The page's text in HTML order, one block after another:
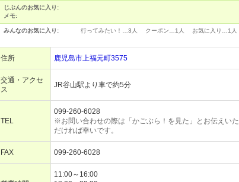
じぶんのお気に入り:
メモ:
みんなのお気に入り: 行ってみたい！… 3人 クーポン… 1人 お気に入り… 1人
住所 鹿児島市上福元町3575
交通・アクセ
ス
JR谷山駅より車で約5分
TEL
099-260-6028
※お問い合わせの際は「かごぶら！を見た」とお伝えいた
だければ幸いです。
FAX 099-260-6028
11:00～16:00